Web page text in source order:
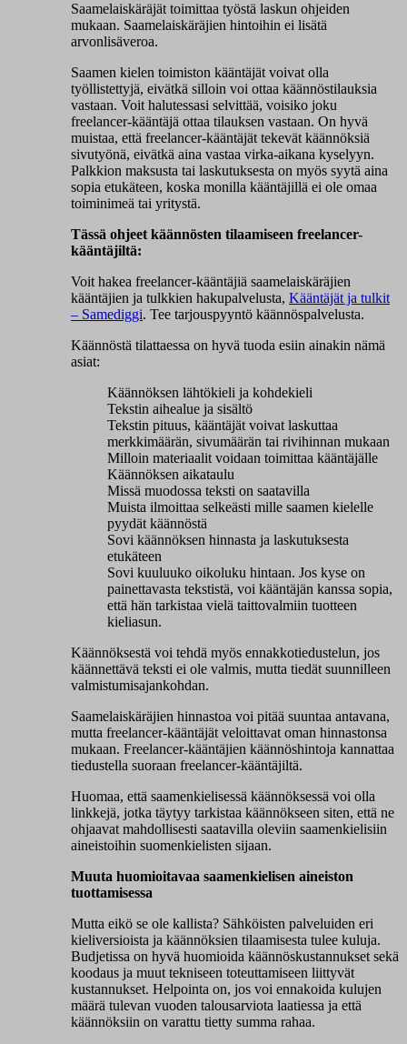
Saamelaiskäräjät toimittaa työstä laskun ohjeiden
mukaan. Saamelaiskäräjien hintoihin ei lisätä
arvonlisäveroa.
Saamen kielen toimiston kääntäjät voivat olla
työllistettyjä, eivätkä silloin voi ottaa käännöstilauksia
vastaan. Voit halutessasi selvittää, voisiko joku
freelancer-kääntäjä ottaa tilauksen vastaan. On hyvä
muistaa, että freelancer-kääntäjät tekevät käännöksiä
sivutyönä, eivätkä aina vastaa virka-aikana kyselyyn.
Palkkion maksusta tai laskutuksesta on myös syytä aina
sopia etukäteen, koska monilla kääntäjillä ei ole omaa
toiminimeä tai yritystä.
Tässä ohjeet käännösten tilaamiseen freelancer-
kääntäjiltä:
Voit hakea freelancer-kääntäjiä saamelaiskäräjien
kääntäjien ja tulkkien hakupalvelusta, Kääntäjät ja tulkit
– Samediggi. Tee tarjouspyyntö käännöspalvelusta.
Käännöstä tilattaessa on hyvä tuoda esiin ainakin nämä
asiat:
Käännöksen lähtökieli ja kohdekieli
Tekstin aihealue ja sisältö
Tekstin pituus, kääntäjät voivat laskuttaa
merkkimäärän, sivumäärän tai rivihinnan mukaan
Milloin materiaalit voidaan toimittaa kääntäjälle
Käännöksen aikataulu
Missä muodossa teksti on saatavilla
Muista ilmoittaa selkeästi mille saamen kielelle
pyydät käännöstä
Sovi käännöksen hinnasta ja laskutuksesta
etukäteen
Sovi kuuluuko oikoluku hintaan. Jos kyse on
painettavasta tekstistä, voi kääntäjän kanssa sopia,
että hän tarkistaa vielä taittovalmiin tuotteen
kieliasun.
Käännöksestä voi tehdä myös ennakkotiedustelun, jos
käännettävä teksti ei ole valmis, mutta tiedät suunnilleen
valmistumisajankohdan.
Saamelaiskäräjien hinnastoa voi pitää suuntaa antavana,
mutta freelancer-kääntäjät veloittavat oman hinnastonsa
mukaan. Freelancer-kääntäjien käännöshintoja kannattaa
tiedustella suoraan freelancer-kääntäjiltä.
Huomaa, että saamenkielisessä käännöksessä voi olla
linkkejä, jotka täytyy tarkistaa käännökseen siten, että ne
ohjaavat mahdollisesti saatavilla oleviin saamenkielisiin
aineistoihin suomenkielisten sijaan.
Muuta huomioitavaa saamenkielisen aineiston
tuottamisessa
Mutta eikö se ole kallista? Sähköisten palveluiden eri
kieliversioista ja käännöksien tilaamisesta tulee kuluja.
Budjetissa on hyvä huomioida käännöskustannukset sekä
koodaus ja muut tekniseen toteuttamiseen liittyvät
kustannukset. Helpointa on, jos voi ennakoida kulujen
määrä tulevan vuoden talousarviota laatiessa ja että
käännöksiin on varattu tietty summa rahaa.